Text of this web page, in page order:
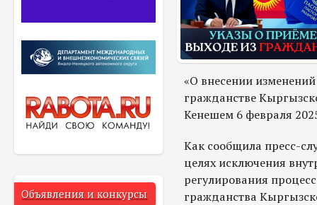
Объявления и конкурсы
«О внесении
гражданстве
Кенешем 6 февраля
Как сообщила пресс-
целях исключения
регулирования
гражданства